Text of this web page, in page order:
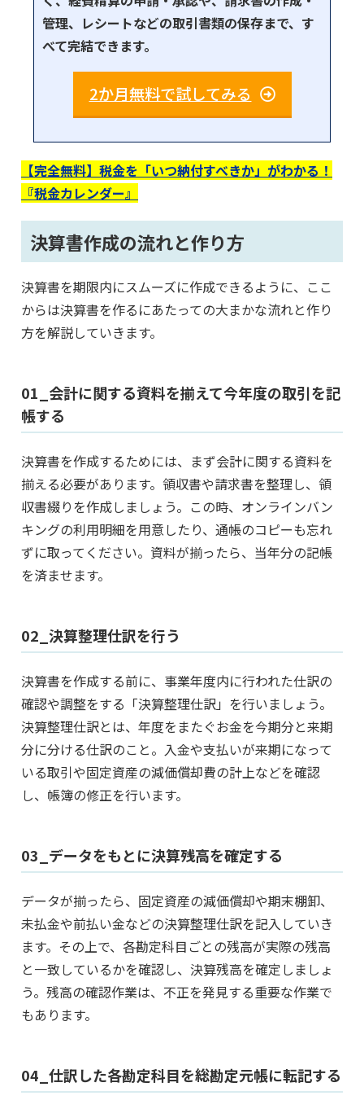
管理、レシートなどの取引書類の保存まで、す
べて完結できます。
2か月無料で試してみる
【完全無料】税金を「いつ納付すべきか」がわかる！
『税金カレンダー』
決算書作成の流れと作り方
決算書を期限内にスムーズに作成できるように、ここ
からは決算書を作るにあたっての大まかな流れと作り
方を解説していきます。
01_会計に関する資料を揃えて今年度の取引を記
帳する
決算書を作成するためには、まず会計に関する資料を
揃える必要があります。領収書や請求書を整理し、領
収書綴りを作成しましょう。この時、オンラインバン
キングの利用明細を用意したり、通帳のコピーも忘れ
ずに取ってください。資料が揃ったら、当年分の記帳
を済ませます。
02_決算整理仕訳を行う
決算書を作成する前に、事業年度内に行われた仕訳の
確認や調整をする「決算整理仕訳」を行いましょう。
決算整理仕訳とは、年度をまたぐお金を今期分と来期
分に分ける仕訳のこと。入金や支払いが来期になって
いる取引や固定資産の減価償却費の計上などを確認
し、帳簿の修正を行います。
03_データをもとに決算残高を確定する
データが揃ったら、固定資産の減価償却や期末棚卸、
未払金や前払い金などの決算整理仕訳を記入していき
ます。その上で、各勘定科目ごとの残高が実際の残高
と一致しているかを確認し、決算残高を確定しましょ
う。残高の確認作業は、不正を発見する重要な作業で
もあります。
04_仕訳した各勘定科目を総勘定元帳に転記する